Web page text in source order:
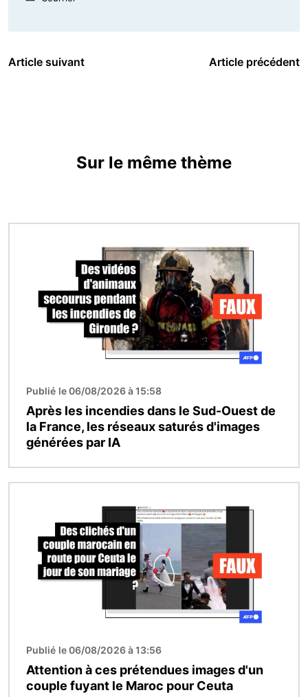
Article suivant Article précédent
Sur le même thème
Publié le 06/08/2026 à 15:58
Après les incendies dans le Sud-Ouest de
la France, les réseaux saturés d'images
générées par IA
Publié le 06/08/2026 à 13:56
Attention à ces prétendues images d'un
couple fuyant le Maroc pour Ceuta